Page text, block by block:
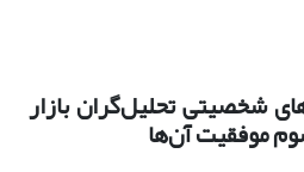
شخصیتی تحلیل‌گران بازار
موفقیت آن‌ها